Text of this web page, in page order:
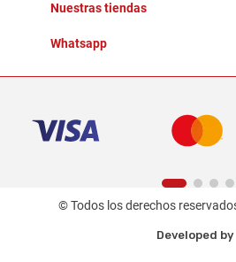
Nuestras tiendas
Whatsapp
© Todos los derechos
Developed by